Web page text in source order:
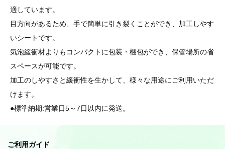
適しています。
目方向があるため、手で簡単に引き裂くことができ、加工しやす
いシートです。
気泡緩衝材よりもコンパクトに包装・梱包ができ、保管場所の省
スペースが可能です。
加工のしやすさと緩衝性を生かして、様々な用途にご利用いただ
けます。
●標準納期:営業日5～7日以内に発送。
ご利用ガイド